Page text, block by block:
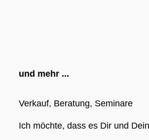
und mehr ...
Verkauf, Beratung, Seminare
Ich möchte, dass es Dir und